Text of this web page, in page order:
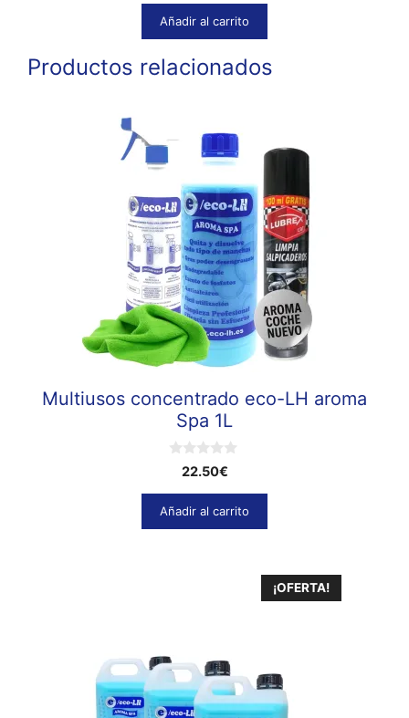
original
era:
82.00€.
es:
Añadir al carrito
Productos relacionados
Multiusos concentrado eco-LH aroma
Spa 1L
e
5
22.50€
Añadir al carrito
¡OFERTA!